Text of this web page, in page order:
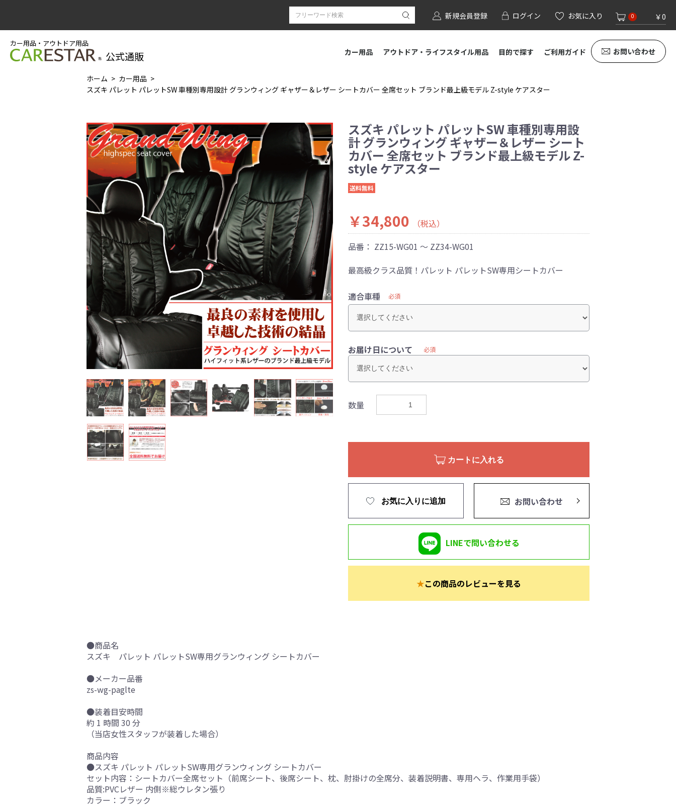
新規会員登録 ログイン お気に入り 0 ￥0
カー用品・アウトドア用品
公式通販 カー用品 アウトドア・ライフスタイル用品 目的で探す ご利用ガイド お問い合わせ
ホーム
カー用品
スズキ パレット パレットSW 車種別専用設計 グランウィング ギャザー＆レザー シートカバー 全席セット ブランド最上級モデル Z-style ケアスター
スズキ パレット パレットSW 車種別専用設
計 グランウィング ギャザー＆レザー シート
カバー 全席セット ブランド最上級モデル Z-
style ケアスター
送料無料
￥34,800
（税込）
品番： ZZ15-WG01 ～ ZZ34-WG01
最高級クラス品質！パレット パレットSW専用シートカバー
適合車種 必須
お届け日について 必須
数量
カートに入れる
お気に入りに追加 お問い合わせ
LINEで問い合わせる
★この商品のレビューを見る
●商品名
スズキ パレット パレットSW専用グランウィング シートカバー
●メーカー品番
zs-wg-paglte
●装着目安時間
約 1 時間 30 分
（当店女性スタッフが装着した場合）
商品内容
●スズキ パレット パレットSW専用グランウィング シートカバー
セット内容：シートカバー全席セット（前席シート、後席シート、枕、肘掛けの全席分、装着説明書、専用ヘラ、作業用手袋）
品質:PVCレザー 内側※総ウレタン張り
カラー：ブラック